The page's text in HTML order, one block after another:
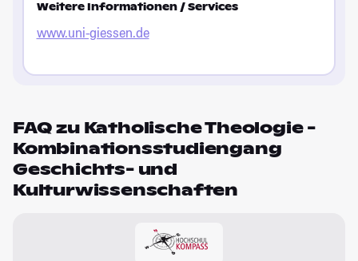
Weitere Informationen / Services
www.uni-giessen.de
FAQ zu Katholische Theologie -
Kombinationsstudiengang
Geschichts- und
Kulturwissenschaften